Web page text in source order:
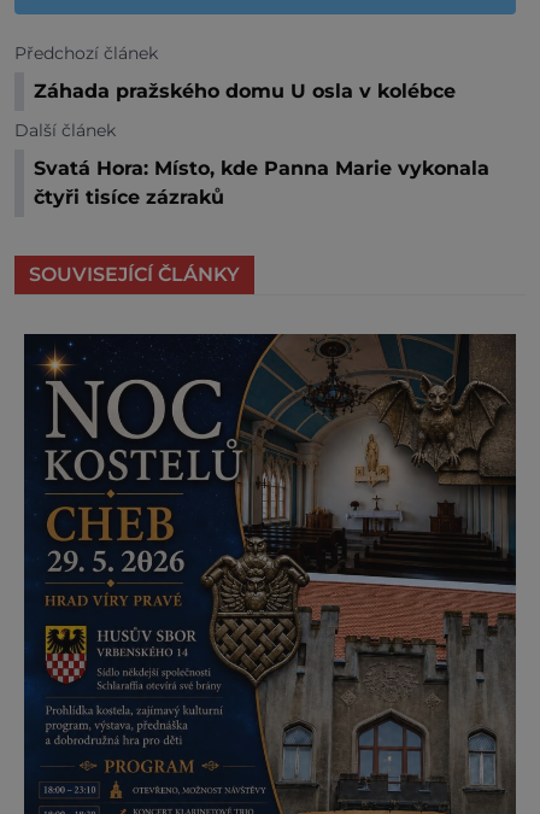
Předchozí článek
Záhada pražského domu U osla v kolébce
Další článek
Svatá Hora: Místo, kde Panna Marie vykonala
čtyři tisíce zázraků
SOUVISEJÍCÍ ČLÁNKY